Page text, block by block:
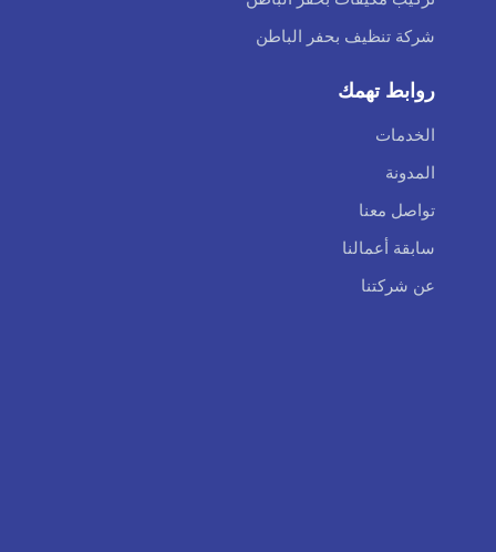
شركة تنظيف بحفر الباطن
روابط تهمك
الخدمات
المدونة
تواصل معنا
سابقة أعمالنا
عن شركتنا